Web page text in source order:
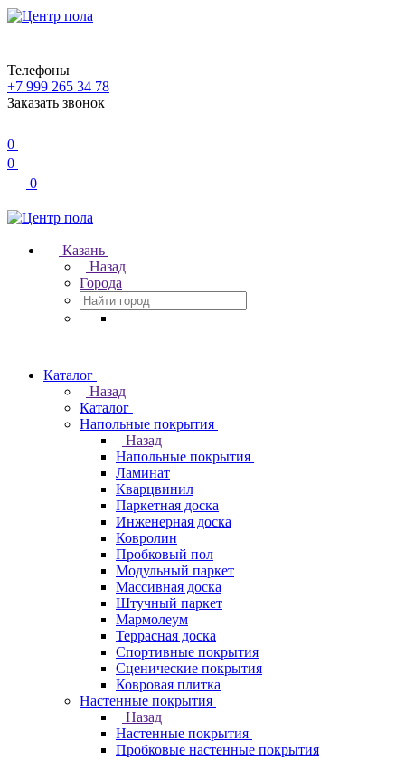
Телефоны
+7 999 265 34 78
Заказать звонок
0
0
0
Казань
Назад
Города
Каталог
Назад
Каталог
Напольные покрытия
Назад
Напольные покрытия
Ламинат
Кварцвинил
Паркетная доска
Инженерная доска
Ковролин
Пробковый пол
Модульный паркет
Массивная доска
Штучный паркет
Мармолеум
Террасная доска
Спортивные покрытия
Сценические покрытия
Ковровая плитка
Настенные покрытия
Назад
Настенные покрытия
Пробковые настенные покрытия